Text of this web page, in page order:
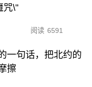
咒\"
阅读 6591
一句话，把北约的
擦